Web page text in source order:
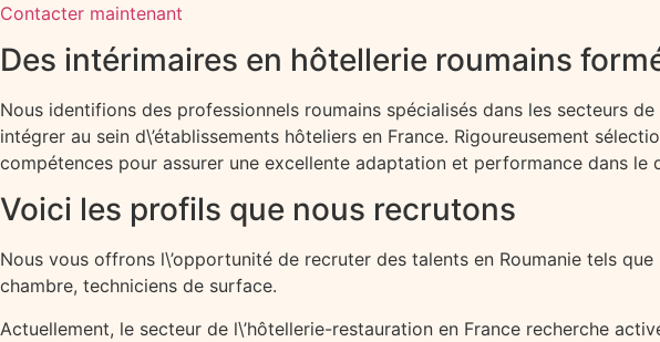
Contacter maintenant
Des intérimaires en hôtellerie roumains
Nous identifions des professionnels roumains spécialisés dans les secteurs
intégrer au sein d\’établissements hôteliers en France. Rigoureusement
compétences pour assurer une excellente adaptation et performance dans le
Voici les profils que nous recrutons
Nous vous offrons l\’opportunité de recruter des talents en Roumanie tels
chambre, techniciens de surface.
Actuellement, le secteur de l\’hôtellerie-restauration en France recherche